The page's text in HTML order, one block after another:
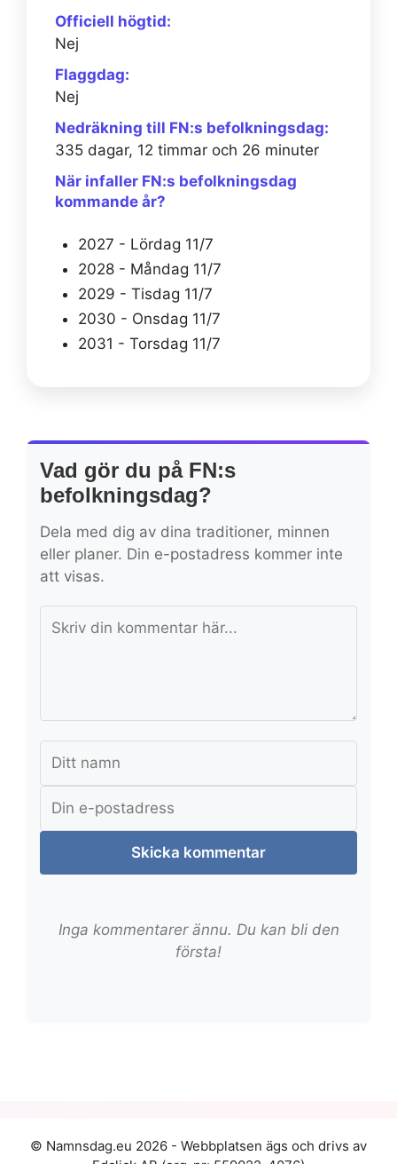
Officiell högtid:
Nej
Flaggdag:
Nej
Nedräkning till FN:s befolkningsdag:
335 dagar, 12 timmar och 26 minuter
När infaller FN:s befolkningsdag
kommande år?
2027 - Lördag 11/7
2028 - Måndag 11/7
2029 - Tisdag 11/7
2030 - Onsdag 11/7
2031 - Torsdag 11/7
Vad gör du på FN:s
befolkningsdag?
Dela med dig av dina traditioner, minnen
eller planer. Din e-postadress kommer inte
att visas.
Skicka kommentar
Inga kommentarer ännu. Du kan bli den
första!
© Namnsdag.eu 2026 - Webbplatsen ägs och drivs av